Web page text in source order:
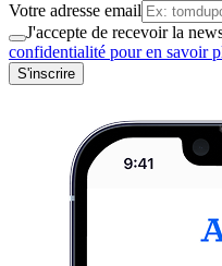
Votre adresse email
J'accepte de recevoir la
confidentialité pour en savoir
S'inscrire